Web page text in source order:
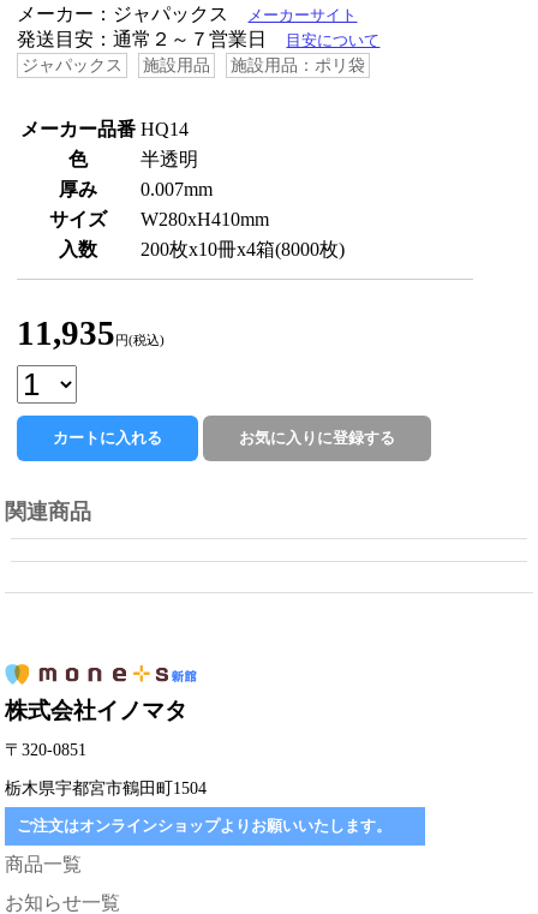
メーカー：ジャパックス
メーカーサイト
発送目安：通常２～７営業日 目安について
ジャパックス 施設用品 施設用品：ポリ袋
メーカー品番 HQ14
色
半透明
厚み
0.007mm
サイズ
W280xH410mm
入数
200枚x10冊x4箱(8000枚)
11,935 円(税込)
関連商品
株式会社イノマタ
〒320-0851
栃木県宇都宮市鶴田町1504
ご注文はオンラインショップよりお願いいたします。
商品一覧
お知らせ一覧